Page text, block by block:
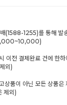
(1588-1255)를 통해 발
이전 결제완료 건에 한
외)
상품이 아닌 모든 상품
제외)